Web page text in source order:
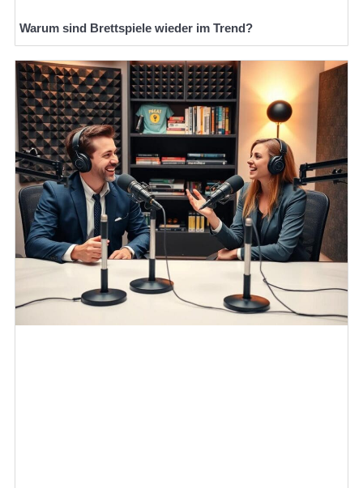
Warum sind Brettspiele wieder im Trend?